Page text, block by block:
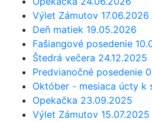
Výlet Zámutov 17.06.2026
Deň matiek 19.05.2026
Fašiangové posedenie
Štedrá večera 24.12.2025
Predvianočné posedenie
Október - mesiaca úcty k
Opekačka 23.09.2025
Výlet Zámutov 15.07.2025